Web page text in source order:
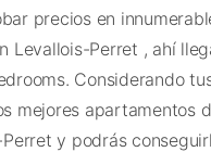
precios en
Levallois-Perret , ahí
Considerando
mejores apartamentos
y podrás